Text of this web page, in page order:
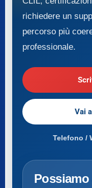
richiedere un
percorso più
professionale.
Vai
Telefono /